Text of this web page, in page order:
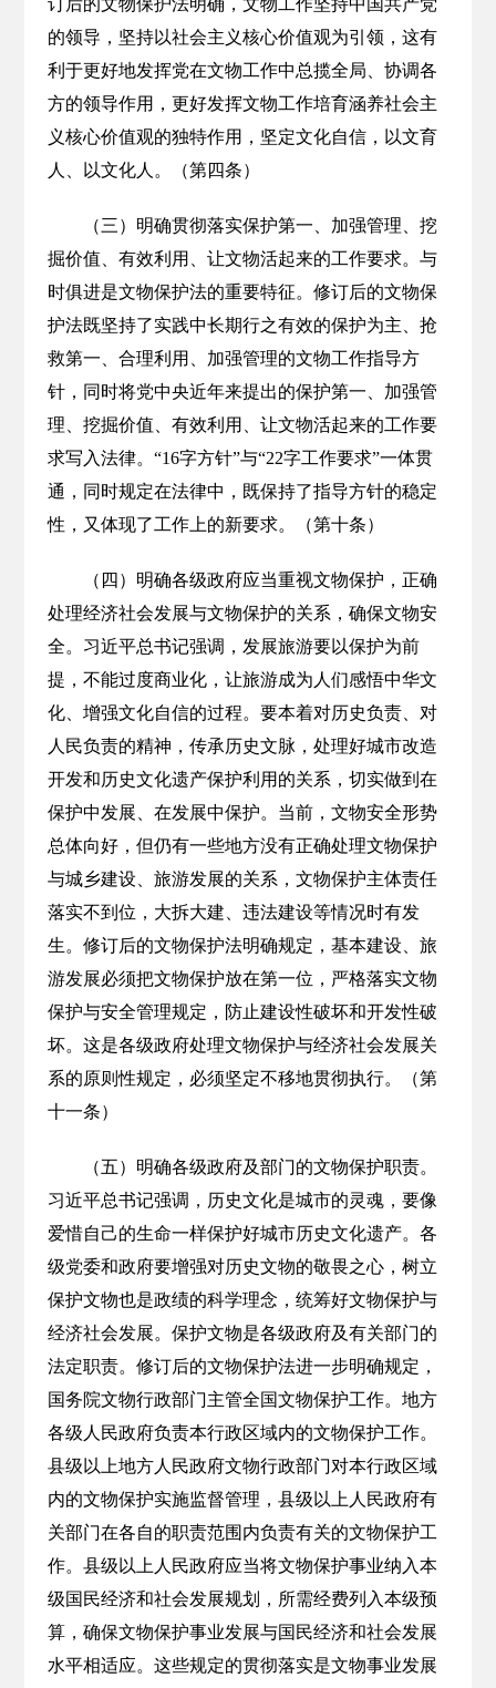
订后的文物保护法明确，文物工作坚持中国共产党
的领导，坚持以社会主义核心价值观为引领，这有
利于更好地发挥党在文物工作中总揽全局、协调各
方的领导作用，更好发挥文物工作培育涵养社会主
义核心价值观的独特作用，坚定文化自信，以文育
人、以文化人。（第四条）
（三）明确贯彻落实保护第一、加强管理、挖
掘价值、有效利用、让文物活起来的工作要求。与
时俱进是文物保护法的重要特征。修订后的文物保
护法既坚持了实践中长期行之有效的保护为主、抢
救第一、合理利用、加强管理的文物工作指导方
针，同时将党中央近年来提出的保护第一、加强管
理、挖掘价值、有效利用、让文物活起来的工作要
求写入法律。“16字方针”与“22字工作要求”一体贯
通，同时规定在法律中，既保持了指导方针的稳定
性，又体现了工作上的新要求。（第十条）
（四）明确各级政府应当重视文物保护，正确
处理经济社会发展与文物保护的关系，确保文物安
全。习近平总书记强调，发展旅游要以保护为前
提，不能过度商业化，让旅游成为人们感悟中华文
化、增强文化自信的过程。要本着对历史负责、对
人民负责的精神，传承历史文脉，处理好城市改造
开发和历史文化遗产保护利用的关系，切实做到在
保护中发展、在发展中保护。当前，文物安全形势
总体向好，但仍有一些地方没有正确处理文物保护
与城乡建设、旅游发展的关系，文物保护主体责任
落实不到位，大拆大建、违法建设等情况时有发
生。修订后的文物保护法明确规定，基本建设、旅
游发展必须把文物保护放在第一位，严格落实文物
保护与安全管理规定，防止建设性破坏和开发性破
坏。这是各级政府处理文物保护与经济社会发展关
系的原则性规定，必须坚定不移地贯彻执行。（第
十一条）
（五）明确各级政府及部门的文物保护职责。
习近平总书记强调，历史文化是城市的灵魂，要像
爱惜自己的生命一样保护好城市历史文化遗产。各
级党委和政府要增强对历史文物的敬畏之心，树立
保护文物也是政绩的科学理念，统筹好文物保护与
经济社会发展。保护文物是各级政府及有关部门的
法定职责。修订后的文物保护法进一步明确规定，
国务院文物行政部门主管全国文物保护工作。地方
各级人民政府负责本行政区域内的文物保护工作。
县级以上地方人民政府文物行政部门对本行政区域
内的文物保护实施监督管理，县级以上人民政府有
关部门在各自的职责范围内负责有关的文物保护工
作。县级以上人民政府应当将文物保护事业纳入本
级国民经济和社会发展规划，所需经费列入本级预
算，确保文物保护事业发展与国民经济和社会发展
水平相适应。这些规定的贯彻落实是文物事业发展